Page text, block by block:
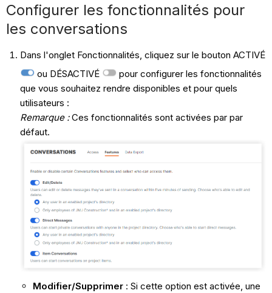
Configurer les fonctionnalités pour
les conversations
Dans l'onglet Fonctionnalités, cliquez sur le bouton ACTIVÉ
ou DÉSACTIVÉ
pour configurer les fonctionnalités
que vous souhaitez rendre disponibles et pour quels
utilisateurs :
Remarque :Ces fonctionnalités sont activées par par
défaut.
Modifier/Supprimer: Si cette option est activée, une